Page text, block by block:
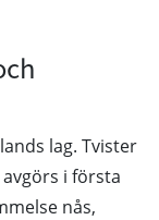
lag. Tvister
i första
nås,